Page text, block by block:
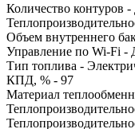
Количество контуров -
Объем внутреннего
Управление по Wi-Fi -
Тип топлива -
КПД, % - 97
Материал